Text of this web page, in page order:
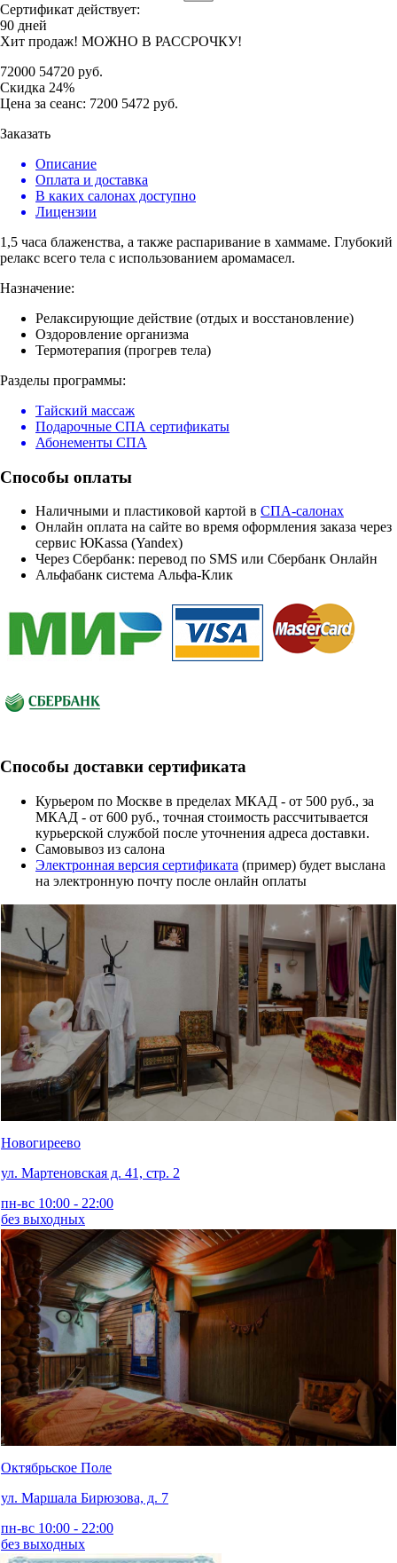
Сертификат действует:
90 дней
Хит продаж! МОЖНО В РАССРОЧКУ!
72000 54720 руб.
Скидка 24%
Цена за сеанс: 7200 5472 руб.
Заказать
Описание
Оплата и доставка
В каких салонах доступно
Лицензии
1,5 часа блаженства, а также распаривание в хаммаме. Глубокий
релакс всего тела с использованием аромамасел.
Назначение:
Релаксирующие действие (отдых и восстановление)
Оздоровление организма
Термотерапия (прогрев тела)
Разделы программы:
Тайский массаж
Подарочные СПА сертификаты
Абонементы СПА
Способы оплаты
Наличными и пластиковой картой в СПА-салонах
Онлайн оплата на сайте во время оформления заказа через
сервис ЮKassa (Yandex)
Через Сбербанк: перевод по SMS или Сбербанк Онлайн
Альфабанк система Альфа-Клик
Способы доставки сертификата
Курьером по Москве в пределах МКАД - от 500 руб., за
МКАД - от 600 руб., точная стоимость рассчитывается
курьерской службой после уточнения адреса доставки.
Cамовывоз из салона
Электронная версия сертификата (пример) будет выслана
на электронную почту после онлайн оплаты
Новогиреево
ул. Мартеновская д. 41, стр. 2
пн-вс 10:00 - 22:00
без выходных
Октябрьское Поле
ул. Маршала Бирюзова, д. 7
пн-вс 10:00 - 22:00
без выходных